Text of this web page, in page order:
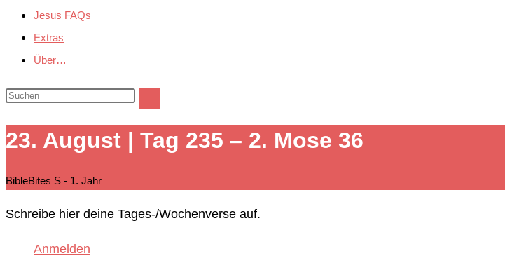
Jesus FAQs
Extras
Über…
Diese
durchsuchen
23. August | Tag 235 – 2. Mose 36
BibleBites S - 1. Jahr
Schreibe hier deine Tages-/Wochenverse auf.
Anmelden